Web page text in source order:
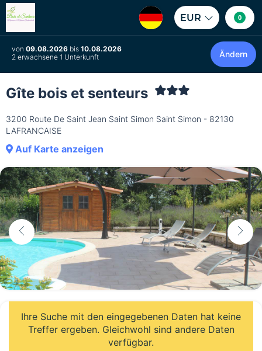
EUR 0
von 09.08.2026 bis 10.08.2026
2 erwachsene 1 Unterkunft
Ändern
Gîte bois et senteurs
3200 Route De Saint Jean Saint Simon Saint Simon - 82130
LAFRANCAISE
Auf Karte anzeigen
Ihre Suche mit den eingegebenen Daten hat keine
Treffer ergeben. Gleichwohl sind andere Daten
verfügbar.